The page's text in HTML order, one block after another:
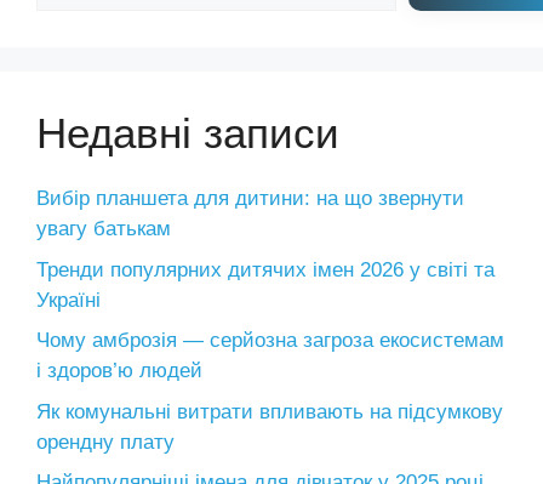
Недавні записи
Вибір планшета для дитини: на що звернути
увагу батькам
Тренди популярних дитячих імен 2026 у світі та
Україні
Чому амброзія — серйозна загроза екосистемам
і здоров’ю людей
Як комунальні витрати впливають на підсумкову
орендну плату